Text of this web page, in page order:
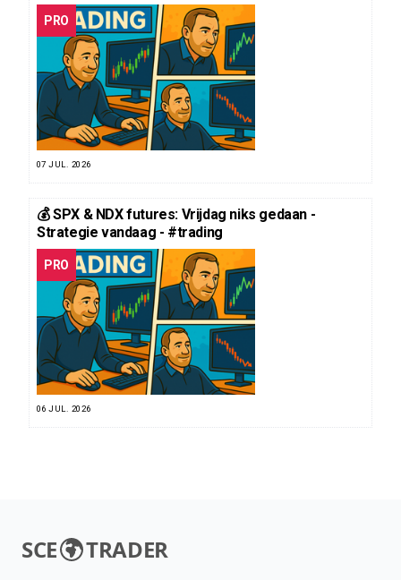
PRO
07 JUL. 2026
💰 SPX & NDX futures: Vrijdag niks gedaan -
Strategie vandaag - #trading
PRO
06 JUL. 2026
SCE TRADER